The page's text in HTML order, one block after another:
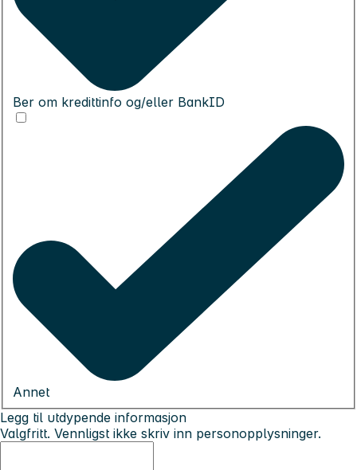
Ber om kredittinfo og/eller BankID
Annet
Legg til utdypende informasjon
Valgfritt. Vennligst ikke skriv inn personopplysninger.